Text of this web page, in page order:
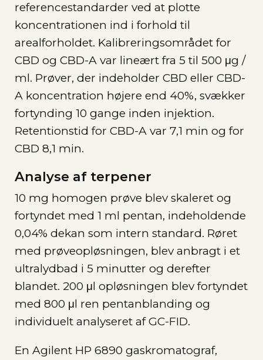
referencestandarder ved at plotte
koncentrationen ind i forhold til
arealforholdet. Kalibreringsområdet for
CBD og CBD-A var lineært fra 5 til 500 μg /
ml. Prøver, der indeholder CBD eller CBD-
A koncentration højere end 40%, svækker
fortynding 10 gange inden injektion.
Retentionstid for CBD-A var 7,1 min og for
CBD 8,1 min.
Analyse af terpener
10 mg homogen prøve blev skaleret og
fortyndet med 1 ml pentan, indeholdende
0,04% dekan som intern standard. Røret
med prøveopløsningen, blev anbragt i et
ultralydbad i 5 minutter og derefter
blandet. 200 μl opløsningen blev fortyndet
med 800 μl ren pentanblanding og
individuelt analyseret af GC-FID.
En Agilent HP 6890 gaskromatograf,